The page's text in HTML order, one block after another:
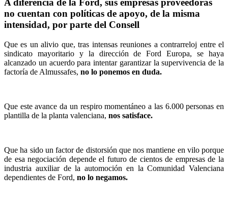
A diferencia de la Ford, sus empresas proveedoras
no cuentan con políticas de apoyo, de la misma
intensidad, por parte del Consell
Que es un alivio que, tras intensas reuniones a contrarreloj entre el
sindicato mayoritario y la dirección de Ford Europa, se haya
alcanzado un acuerdo para intentar garantizar la supervivencia de la
factoría de Almussafes, no lo ponemos en duda.
Que este avance da un respiro momentáneo a las 6.000 personas en
plantilla de la planta valenciana, nos satisface.
Que ha sido un factor de distorsión que nos mantiene en vilo porque
de esa negociación depende el futuro de cientos de empresas de la
industria auxiliar de la automoción en la Comunidad Valenciana
dependientes de Ford, no lo negamos.